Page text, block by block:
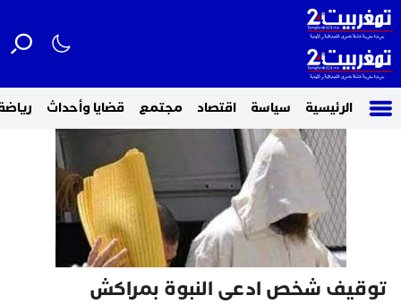
الرئيسية سياسة اقتصاد مجتمع قضايا وأحداث
توقيف شخص ادعى النبوة بمراكش